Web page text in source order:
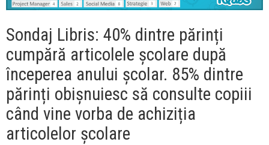
Sondaj Libris: 40% dintre părinți
cumpără articolele școlare după
începerea anului școlar. 85% dintre
părinți obișnuiesc să consulte copiii
când vine vorba de achiziția
articolelor școlare